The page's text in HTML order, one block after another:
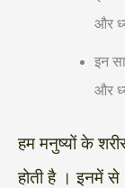
और
इन
और
हम मनुष्यों के
होती है । इनमें से